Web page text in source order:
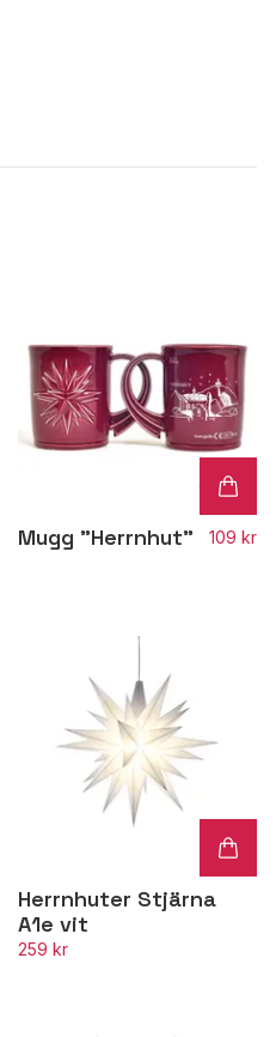
Mugg "Herrnhut" 109 kr
Herrnhuter Stjärna
A1e vit
259 kr